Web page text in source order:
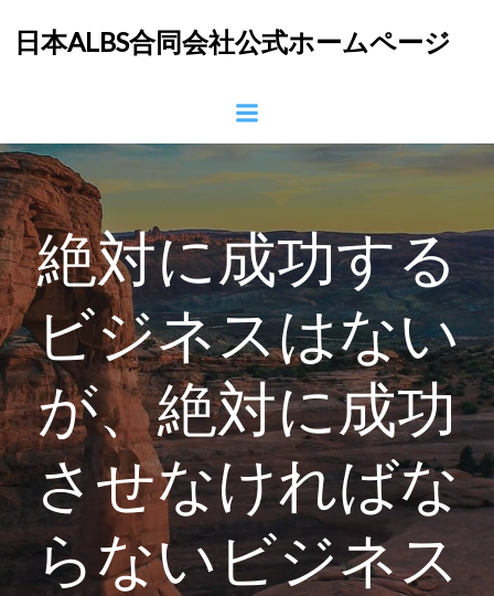
ン
ツ
へ
ス
プ
日本ALBS合同会社公式ホームページ
絶対に成功する
ビジネスはない
が、絶対に成功
させなければな
らないビジネス